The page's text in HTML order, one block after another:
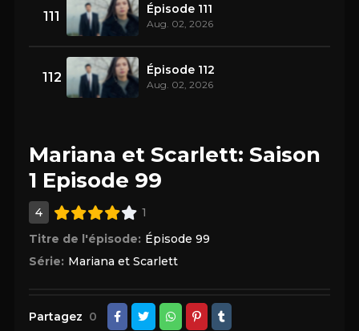
111 Épisode 111
Aug. 02, 2026
112 Épisode 112
Aug. 02, 2026
Mariana et Scarlett: Saison
1 Episode 99
4
1
Titre de l'épisode: Épisode 99
Série: Mariana et Scarlett
Partagez 0